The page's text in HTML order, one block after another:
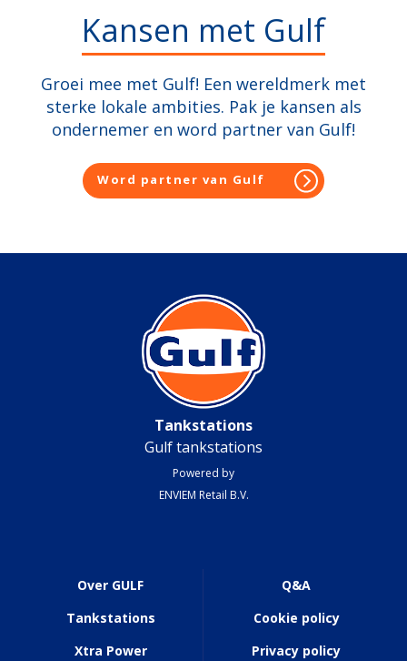
Kansen met Gulf
Groei mee met Gulf! Een wereldmerk met
sterke lokale ambities. Pak je kansen als
ondernemer en word partner van Gulf!
Word partner van Gulf
Tankstations
Gulf tankstations
Powered by
ENVIEM Retail B.V.
Footer
menu
Over GULF
Q&A
Tankstations
Cookie policy
Xtra Power
Privacy policy